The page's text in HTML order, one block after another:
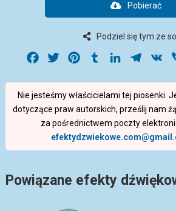
Pobierać
Podziel się tym ze
Facebook
Twitter PinterestTumblrLinkedIn VK
Nie jesteśmy właścicielami tej piosenki.
dotyczące praw autorskich, prześlij nam
za pośrednictwem poczty
Powiązane efekty